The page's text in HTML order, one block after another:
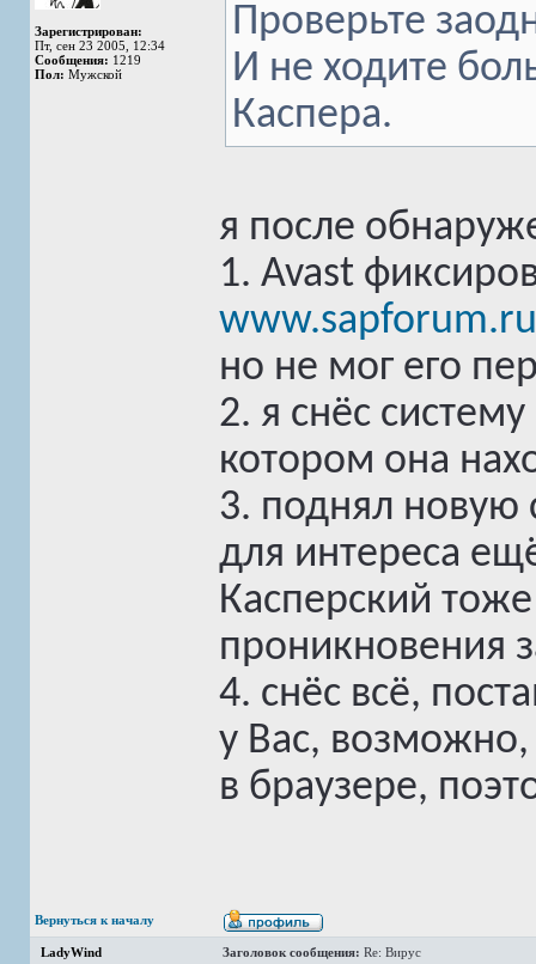
Зарегистрирован:
Пт, сен 23 2005, 12:34
Сообщения: 1219
Пол: Мужской
Проверьте
И не ходите
Каспера.
я после
1. Avast
www.sapforum.ru
но не мог его
2. я снёс
котором она
3. поднял новую
для интереса
Касперский
проникновения
4. снёс всё,
у Вас,
в браузере,
Вернуться к началу
LadyWind Заголовок сообщения: Re: Вирус